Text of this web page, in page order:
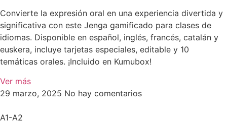
Convierte la expresión oral en una experiencia divertida y
significativa con este Jenga gamificado para clases de
idiomas. Disponible en español, inglés, francés, catalán y
euskera, incluye tarjetas especiales, editable y 10
temáticas orales. ¡Incluido en Kumubox!
Ver más
29 marzo, 2025 No hay comentarios
A1-A2